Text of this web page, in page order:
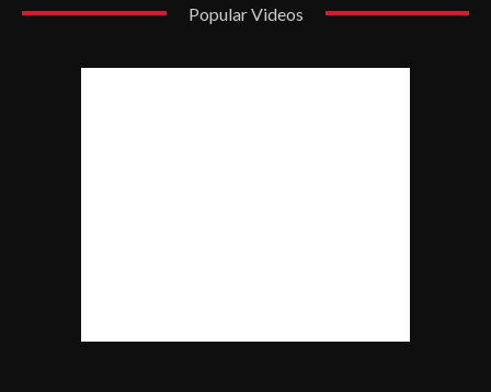
Popular Videos